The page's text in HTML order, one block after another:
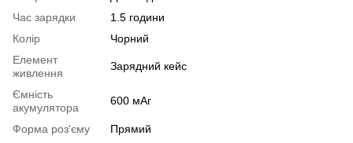
Час зарядки
1.5 години
Колір
Чорний
Елемент
живлення
Зарядний кейс
Ємність
акумулятора
600 мАг
Форма роз'єму
Прямий